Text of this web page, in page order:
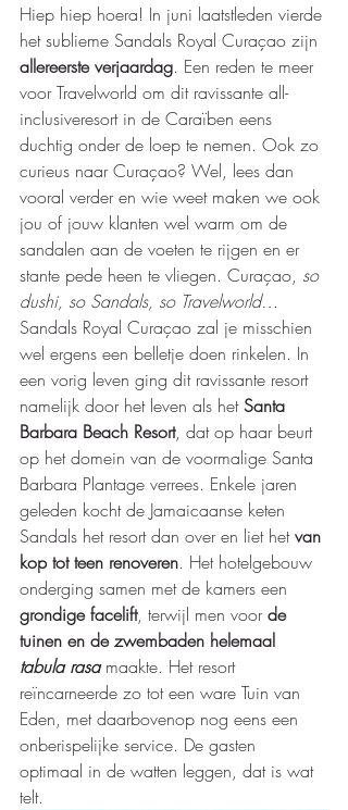
Hiep hiep hoera! In juni laatstleden vierde
het sublieme Sandals Royal Curaçao zijn
allereerste verjaardag. Een reden te meer
voor Travelworld om dit ravissante all-
inclusiveresort in de Caraïben eens
duchtig onder de loep te nemen. Ook zo
curieus naar Curaçao? Wel, lees dan
vooral verder en wie weet maken we ook
jou of jouw klanten wel warm om de
sandalen aan de voeten te rijgen en er
stante pede heen te vliegen. Curaçao, so
dushi, so Sandals, so Travelworld…
Sandals Royal Curaçao zal je misschien
wel ergens een belletje doen rinkelen. In
een vorig leven ging dit ravissante resort
namelijk door het leven als het Santa
Barbara Beach Resort, dat op haar beurt
op het domein van de voormalige Santa
Barbara Plantage verrees. Enkele jaren
geleden kocht de Jamaicaanse keten
Sandals het resort dan over en liet het van
kop tot teen renoveren. Het hotelgebouw
onderging samen met de kamers een
grondige facelift, terwijl men voor de
tuinen en de zwembaden helemaal
tabula rasa maakte. Het resort
reïncarneerde zo tot een ware Tuin van
Eden, met daarbovenop nog eens een
onberispelijke service. De gasten
optimaal in de watten leggen, dat is wat
telt.